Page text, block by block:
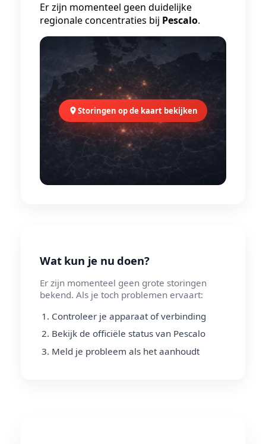
Er zijn momenteel geen duidelijke
regionale concentraties bij Pescalo.
Storingen op de kaart bekijken
Wat kun je nu doen?
Er zijn momenteel geen grote storingen
bekend. Als je toch problemen ervaart:
Controleer je apparaat of verbinding
Bekijk de officiële status van Pescalo
Meld je probleem als het aanhoudt